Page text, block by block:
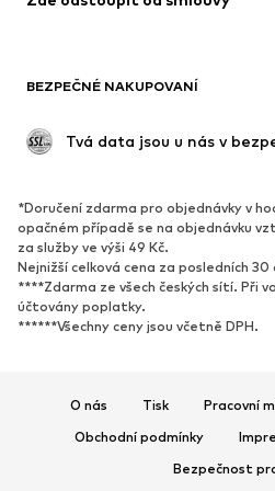
Příležitosti
Upcyklace
Nové
Tenisky
Lodičky & boty na podpatku
Sandály
Exkluzivně
BEZPEČNÉ NAKUPOVANÍ
Tvá data jsou u nás v
*Doručení zdarma pro objednávky v
opačném případě se na objednávku
za služby ve výši 49 Kč.
Nejnižší celková cena za posledních 30
****Zdarma ze všech českých sítí. Při
účtovány poplatky.
******Všechny ceny jsou včetně DPH.
O nás Tisk Pracovní
Obchodní podmínky
Bezpečnost